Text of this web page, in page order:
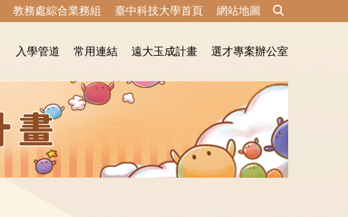
教務處綜合業務組 臺中科技大學首頁 網站地圖
入學管道 常用連結 遠大玉成計畫 選才專案辦公室